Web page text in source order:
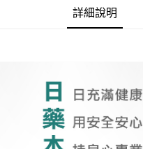
詳細說明